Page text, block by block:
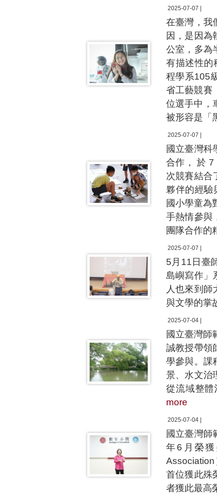
2025-07-07 |
在臺灣，我
因，是因為
公室，多為
有描述性的
程學系105
省工藝競賽
位選手中，
被形容是「
2025-07-07 |
國立臺灣科
合作， 於 7
次競賽結合
夥伴的經驗
國小學童為
手熱情參與
團隊合作的
2025-07-07 |
5月11日臺
島嶼寫作」
人也來到
與文學的掌
2025-07-04 |
國立臺灣師
誠教授帶領
學參與。課
景、水文治
從流域整體
more
2025-07-04 |
國立臺灣師
年6月榮獲
首位獲此殊
者獲此最高